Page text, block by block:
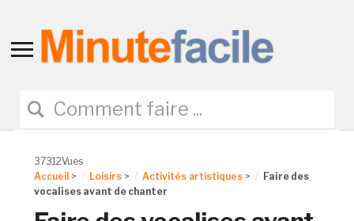
Toggle
navigation
37312Vues
Accueil > Loisirs > Activités artistiques >
Faire des
vocalises avant de chanter